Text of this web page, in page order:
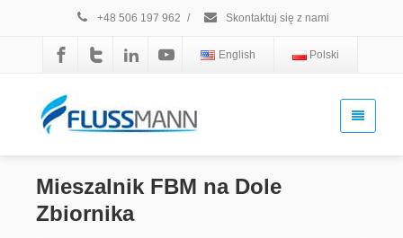
+48 506 197 962 / Skontaktuj się z nami
English Polski
Mieszalnik FBM na Dole
Zbiornika